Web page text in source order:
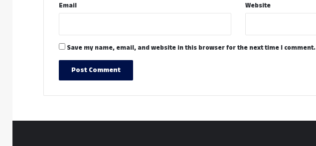
Email Website
Save my name, email, and website in this browser for the next time I comment.